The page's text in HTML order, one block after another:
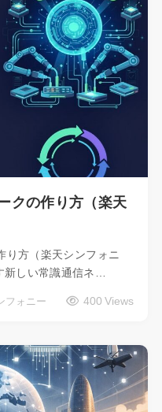
クの作り方（楽天
り方（楽天シンフォニ
しい常識通信ネ…
フォニー 400 Views